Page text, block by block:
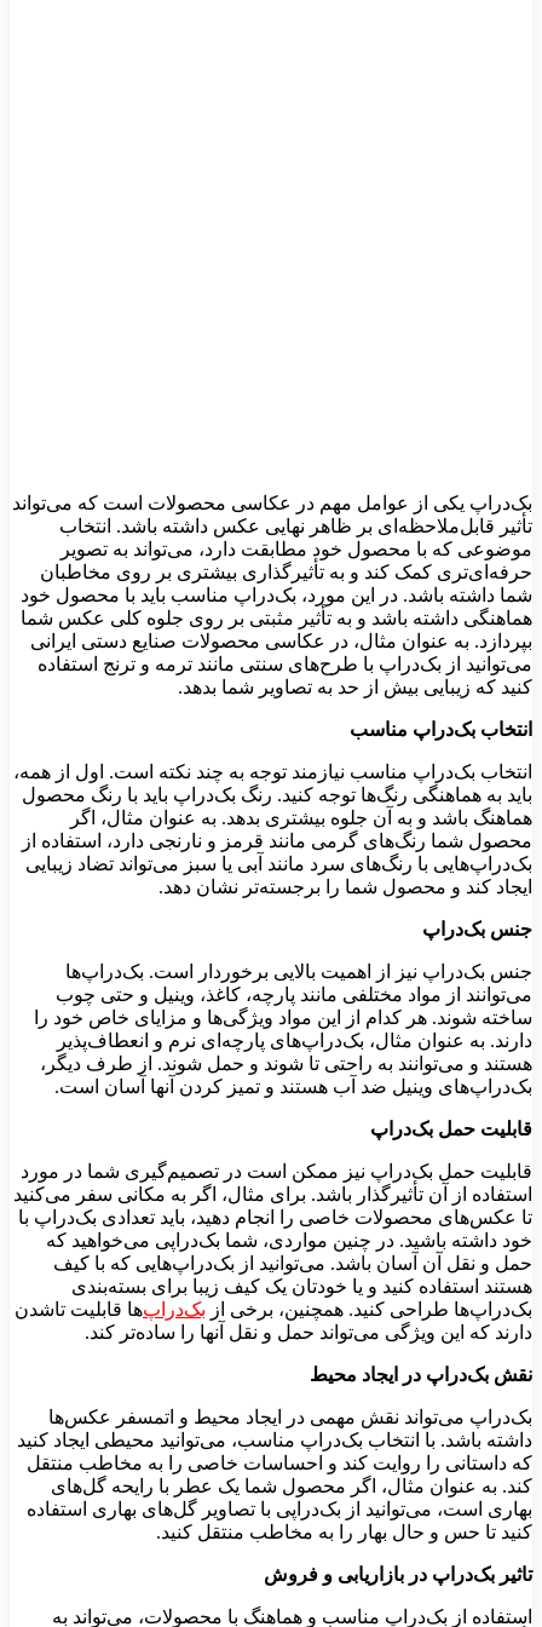
بک‌دراپ یکی از عوامل مهم در عکاسی محصولات است که می‌تواند
تأثیر قابل‌ملاحظه‌ای بر ظاهر نهایی عکس داشته باشد. انتخاب
موضوعی که با محصول خود مطابقت دارد، می‌تواند به تصویر
حرفه‌ای‌تری کمک کند و به تأثیرگذاری بیشتری بر روی مخاطبان
شما داشته باشد. در این مورد، بک‌دراپ مناسب باید با محصول خود
هماهنگی داشته باشد و به تأثیر مثبتی بر روی جلوه کلی عکس شما
بپردازد. به عنوان مثال، در عکاسی محصولات صنایع دستی ایرانی
می‌توانید از بک‌دراپ با طرح‌های سنتی مانند ترمه و ترنج استفاده
کنید که زیبایی بیش از حد به تصاویر شما بدهد.
انتخاب بک‌دراپ مناسب
انتخاب بک‌دراپ مناسب نیازمند توجه به چند نکته است. اول از همه،
باید به هماهنگی رنگ‌ها توجه کنید. رنگ بک‌دراپ باید با رنگ محصول
هماهنگ باشد و به آن جلوه بیشتری بدهد. به عنوان مثال، اگر
محصول شما رنگ‌های گرمی مانند قرمز و نارنجی دارد، استفاده از
بک‌دراپ‌هایی با رنگ‌های سرد مانند آبی یا سبز می‌تواند تضاد زیبایی
ایجاد کند و محصول شما را برجسته‌تر نشان دهد.
جنس بک‌دراپ
جنس بک‌دراپ نیز از اهمیت بالایی برخوردار است. بک‌دراپ‌ها
می‌توانند از مواد مختلفی مانند پارچه، کاغذ، وینیل و حتی چوب
ساخته شوند. هر کدام از این مواد ویژگی‌ها و مزایای خاص خود را
دارند. به عنوان مثال، بک‌دراپ‌های پارچه‌ای نرم و انعطاف‌پذیر
هستند و می‌توانند به راحتی تا شوند و حمل شوند. از طرف دیگر،
بک‌دراپ‌های وینیل ضد آب هستند و تمیز کردن آنها آسان است.
قابلیت حمل بک‌دراپ
قابلیت حمل بک‌دراپ نیز ممکن است در تصمیم‌گیری شما در مورد
استفاده از آن تأثیرگذار باشد. برای مثال، اگر به مکانی سفر می‌کنید
تا عکس‌های محصولات خاصی را انجام دهید، باید تعدادی بک‌دراپ با
خود داشته باشید. در چنین مواردی، شما بک‌دراپی می‌خواهید که
حمل و نقل آن آسان باشد. می‌توانید از بک‌دراپ‌هایی که با کیف
هستند استفاده کنید و یا خودتان یک کیف زیبا برای بسته‌بندی
بک‌دراپ‌ها طراحی کنید. همچنین، برخی از بک‌دراپ‌ها قابلیت تاشدن
دارند که این ویژگی می‌تواند حمل و نقل آنها را ساده‌تر کند.
نقش بک‌دراپ در ایجاد محیط
بک‌دراپ می‌تواند نقش مهمی در ایجاد محیط و اتمسفر عکس‌ها
داشته باشد. با انتخاب بک‌دراپ مناسب، می‌توانید محیطی ایجاد کنید
که داستانی را روایت کند و احساسات خاصی را به مخاطب منتقل
کند. به عنوان مثال، اگر محصول شما یک عطر با رایحه گل‌های
بهاری است، می‌توانید از بک‌دراپی با تصاویر گل‌های بهاری استفاده
کنید تا حس و حال بهار را به مخاطب منتقل کنید.
تاثیر بک‌دراپ در بازاریابی و فروش
استفاده از بک‌دراپ مناسب و هماهنگ با محصولات، می‌تواند به